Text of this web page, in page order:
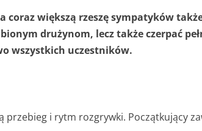
większą rzeszę sympatyków
drużynom, lecz także czerpać
wszystkich uczestników.
i rytm rozgrywki. Początkujący